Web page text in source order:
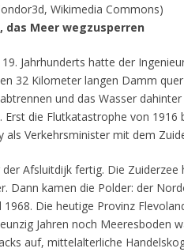
Wikimedia Commons)
das Meer wegzusperren
19. Jahrhunderts hatte der
32 Kilometer langen Damm
und das Wasser
Erst die Flutkatastrophe von
als Verkehrsminister mit dem
der Afsluitdijk fertig. Die
Dann kamen die Polder: der
1968. Die heutige Provinz
Jahren noch Meeresboden
auf, mittelalterliche